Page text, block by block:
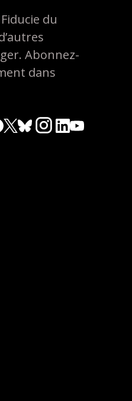
du
Abonnez-
dans